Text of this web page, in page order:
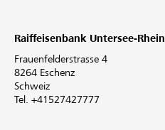
Raiffeisenbank Untersee-Rhein
Frauenfelderstrasse 4
8264 Eschenz
Schweiz
Tel. +41527427777